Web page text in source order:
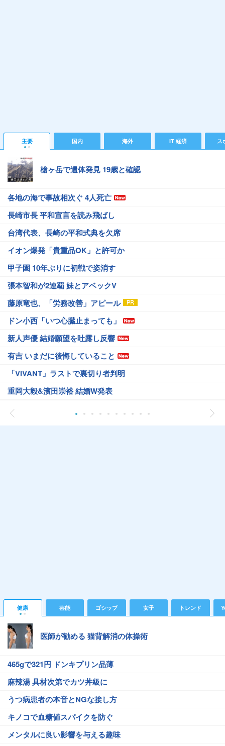
主要 国内 海外 IT 経済 ス
槍ヶ岳で遺体発見 19歳と確認
各地の海で事故相次ぐ 4人死亡
長崎市長 平和宣言を読み飛ばし
台湾代表、長崎の平和式典を欠席
イオン爆発「貴重品OK」と許可か
甲子園 10年ぶりに初戦で姿消す
張本智和が2連覇 妹とアベックV
藤原竜也、「労務改善」アピール
ドン小西「いつ心臓止まっても」
新人声優 結婚願望を吐露し反響
有吉 いまだに後悔していること
「VIVANT」ラストで裏切り者判明
重岡大毅&濱田崇裕 結婚W発表
健康 芸能 ゴシップ 女子 トレンド
医師が勧める 猫背解消の体操術
465gで321円 ドンキプリン品薄
麻辣湯 具材次第でカツ丼級に
うつ病患者の本音とNGな接し方
キノコで血糖値スパイクを防ぐ
メンタルに良い影響を与える趣味